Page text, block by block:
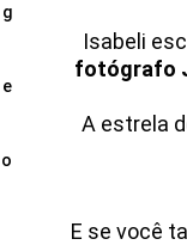
Isabeli
fotógrafo
A estrela
E se você